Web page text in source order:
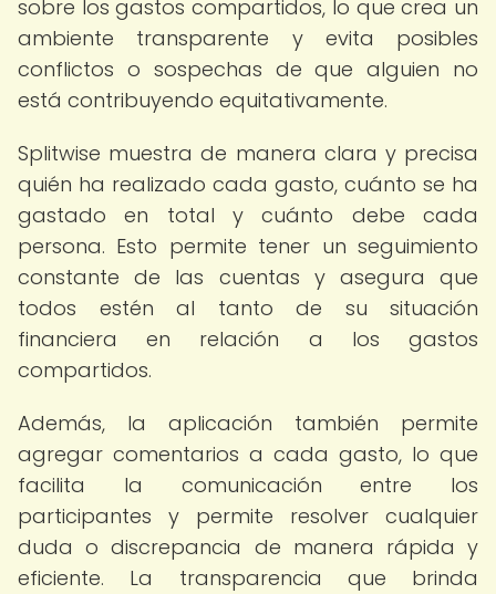
sobre los gastos compartidos, lo que crea un
ambiente transparente y evita posibles
conflictos o sospechas de que alguien no
está contribuyendo equitativamente.
Splitwise muestra de manera clara y precisa
quién ha realizado cada gasto, cuánto se ha
gastado en total y cuánto debe cada
persona. Esto permite tener un seguimiento
constante de las cuentas y asegura que
todos estén al tanto de su situación
financiera en relación a los gastos
compartidos.
Además, la aplicación también permite
agregar comentarios a cada gasto, lo que
facilita la comunicación entre los
participantes y permite resolver cualquier
duda o discrepancia de manera rápida y
eficiente. La transparencia que brinda